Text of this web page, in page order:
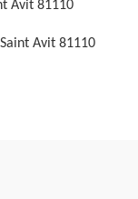
Avit 81110
Avit 81110